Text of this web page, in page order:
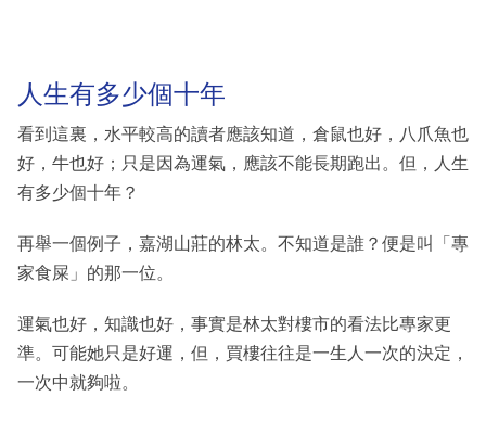
人生有多少個十年
看到這裏，水平較高的讀者應該知道，倉鼠也好，八爪魚也
好，牛也好；只是因為運氣，應該不能長期跑出。但，人生
有多少個十年？
再舉一個例子，嘉湖山莊的林太。不知道是誰？便是叫「專
家食屎」的那一位。
運氣也好，知識也好，事實是林太對樓市的看法比專家更
準。可能她只是好運，但，買樓往往是一生人一次的決定，
一次中就夠啦。